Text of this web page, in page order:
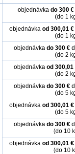
objednávka do 300 €
(do 1
objednávka od 300,01 €
(do 1
objednávka do 300 €
(do 2
objednávka od 300,01
(do 2
objednávka do 300 €
(do 5
objednávka od 300,01 €
(do 5
objednávka do 300 €
(do 10
objednávka od 300,01 €
(do 10